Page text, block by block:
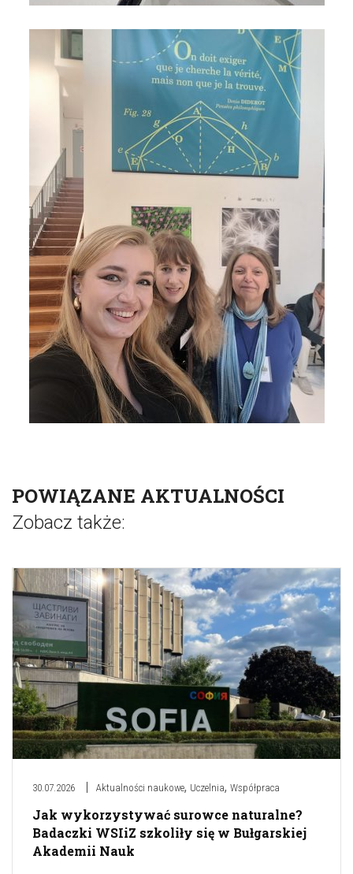
POWIĄZANE AKTUALNOŚCI
Zobacz także:
30.07.2026 Aktualności naukowe, Uczelnia, Współpraca
Jak wykorzystywać surowce naturalne?
Badaczki WSIiZ szkoliły się w Bułgarskiej
Akademii Nauk